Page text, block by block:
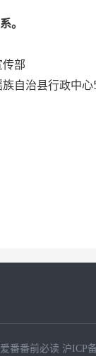
。
部
自治县行政中
番番前必读 沪ICP